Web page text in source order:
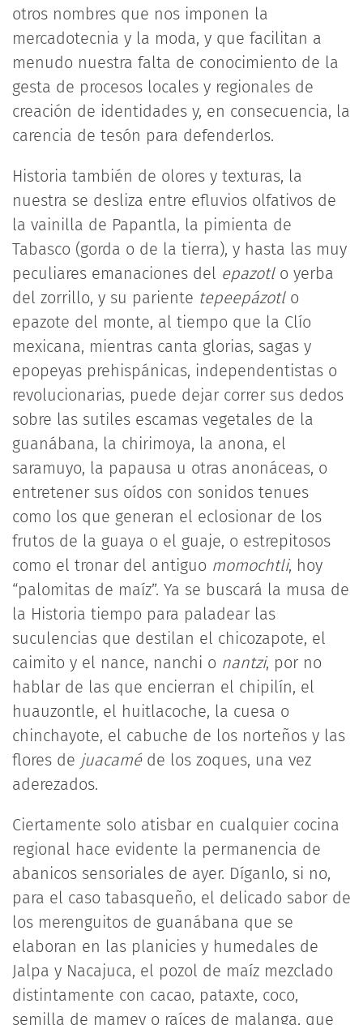
otros nombres que nos imponen la
mercadotecnia y la moda, y que facilitan a
menudo nuestra falta de conocimiento de la
gesta de procesos locales y regionales de
creación de identidades y, en consecuencia, la
carencia de tesón para defenderlos.
Historia también de olores y texturas, la
nuestra se desliza entre efluvios olfativos de
la vainilla de Papantla, la pimienta de
Tabasco (gorda o de la tierra), y hasta las muy
peculiares emanaciones del epazotlo yerba
del zorrillo, y su pariente tepeepázotlo
epazote del monte, al tiempo que la Clío
mexicana, mientras canta glorias, sagas y
epopeyas prehispánicas, independentistas o
revolucionarias, puede dejar correr sus dedos
sobre las sutiles escamas vegetales de la
guanábana, la chirimoya, la anona, el
saramuyo, la papausa u otras anonáceas, o
entretener sus oídos con sonidos tenues
como los que generan el eclosionar de los
frutos de la guaya o el guaje, o estrepitosos
como el tronar del antiguo momochtli, hoy
“palomitas de maíz”. Ya se buscará la musa de
la Historia tiempo para paladear las
suculencias que destilan el chicozapote, el
caimito y el nance, nanchi o nantzi, por no
hablar de las que encierran el chipilín, el
huauzontle, el huitlacoche, la cuesa o
chinchayote, el cabuche de los norteños y las
flores de juacaméde los zoques, una vez
aderezados.
Ciertamente solo atisbar en cualquier cocina
regional hace evidente la permanencia de
abanicos sensoriales de ayer. Díganlo, si no,
para el caso tabasqueño, el delicado sabor de
los merenguitos de guanábana que se
elaboran en las planicies y humedales de
Jalpa y Nacajuca, el pozol de maíz mezclado
distintamente con cacao, pataxte, coco,
semilla de mamey o raíces de malanga, que